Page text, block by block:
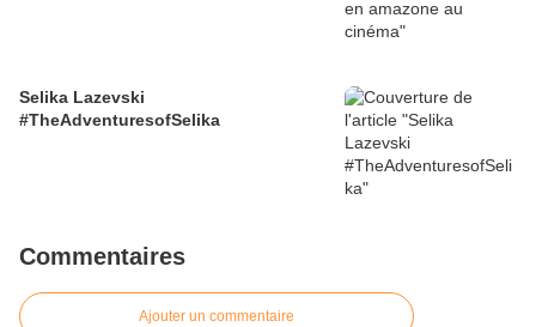
Selika Lazevski
#TheAdventuresofSelika
Commentaires
Ajouter un commentaire